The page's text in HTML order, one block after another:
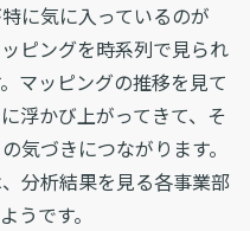
に気に入っているのが
ピングを時系列で見られ
マッピングの推移を見て
浮かび上がってきて、そ
気づきにつながります。
分析結果を見る各事業部
うです。